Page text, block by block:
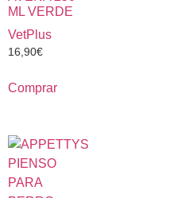
ML VERDE
VetPlus
16,90€
Comprar